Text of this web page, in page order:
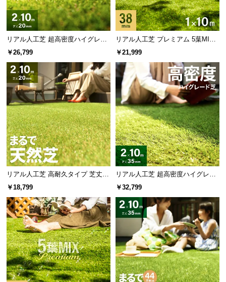
リアル人工芝 超高密度ハイグレー
ド 高耐久タイプ・質感追求 芝丈20
mm 2×10m 防草シート付
￥26,799
リアル人工芝 プレミアム 5葉MI
X・質感をさらに追求 芝丈38mm 1
×10m
￥21,999
リアル人工芝 高耐久タイプ 芝丈20
mm 2×10m 防草シート付（自然な
￥18,799
リアル人工芝 超高密度ハイグレー
ド 高耐久タイプ・質感追求 芝丈35
￥32,799